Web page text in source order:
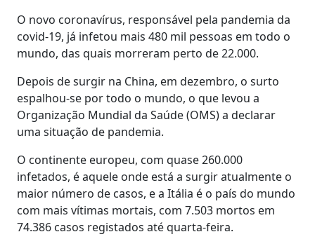
O novo coronavírus, responsável pela pandemia da
covid-19, já infetou mais 480 mil pessoas em todo o
mundo, das quais morreram perto de 22.000.
Depois de surgir na China, em dezembro, o surto
espalhou-se por todo o mundo, o que levou a
Organização Mundial da Saúde (OMS) a declarar
uma situação de pandemia.
O continente europeu, com quase 260.000
infetados, é aquele onde está a surgir atualmente o
maior número de casos, e a Itália é o país do mundo
com mais vítimas mortais, com 7.503 mortos em
74.386 casos registados até quarta-feira.